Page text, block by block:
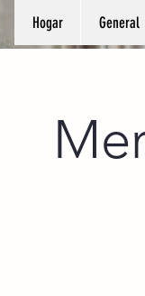
Hogar General